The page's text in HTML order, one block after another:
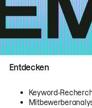
Entdecken
Keyword-